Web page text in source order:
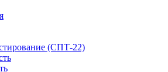
(СПТ-22)